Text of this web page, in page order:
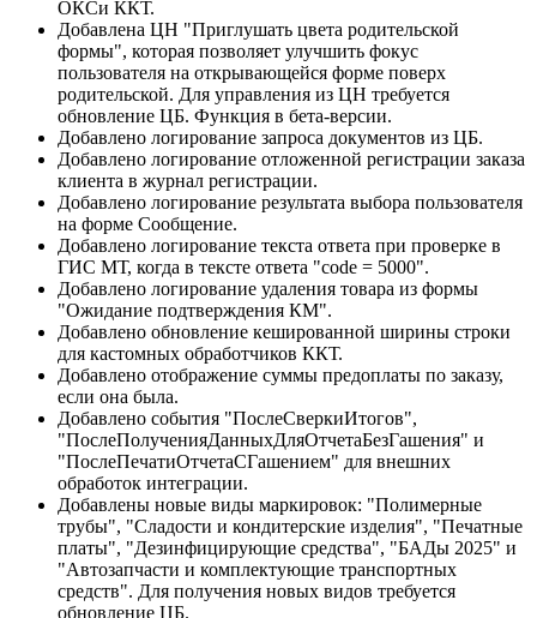
ОКСи ККТ.
Добавлена ЦН "Приглушать цвета родительской
формы", которая позволяет улучшить фокус
пользователя на открывающейся форме поверх
родительской. Для управления из ЦН требуется
обновление ЦБ. Функция в бета-версии.
Добавлено логирование запроса документов из ЦБ.
Добавлено логирование отложенной регистрации заказа
клиента в журнал регистрации.
Добавлено логирование результата выбора пользователя
на форме Сообщение.
Добавлено логирование текста ответа при проверке в
ГИС МТ, когда в тексте ответа "code = 5000".
Добавлено логирование удаления товара из формы
"Ожидание подтверждения КМ".
Добавлено обновление кешированной ширины строки
для кастомных обработчиков ККТ.
Добавлено отображение суммы предоплаты по заказу,
если она была.
Добавлено события "ПослеСверкиИтогов",
"ПослеПолученияДанныхДляОтчетаБезГашения" и
"ПослеПечатиОтчетаСГашением" для внешних
обработок интеграции.
Добавлены новые виды маркировок: "Полимерные
трубы", "Сладости и кондитерские изделия", "Печатные
платы", "Дезинфицирующие средства", "БАДы 2025" и
"Автозапчасти и комплектующие транспортных
средств". Для получения новых видов требуется
обновление ЦБ.